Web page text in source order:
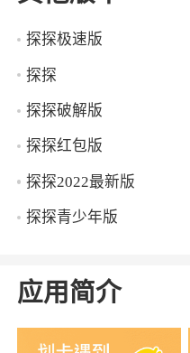
探探极速版
探探
探探破解版
探探红包版
探探2022最新版
探探青少年版
应用简介